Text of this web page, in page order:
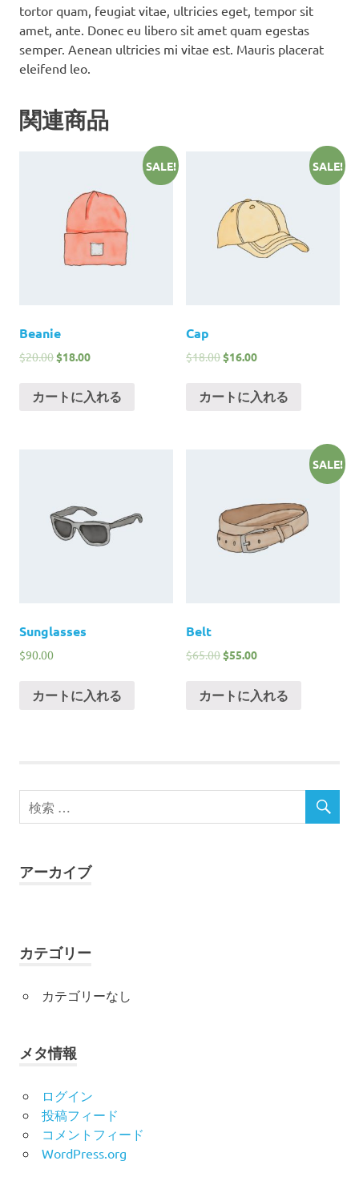
tortor quam, feugiat vitae, ultricies eget, tempor sit
amet, ante. Donec eu libero sit amet quam egestas
semper. Aenean ultricies mi vitae est. Mauris placerat
eleifend leo.
関連商品
SALE!
Beanie
$20.00$18.00
カートに入れる
SALE!
Cap
$18.00$16.00
カートに入れる
Sunglasses
$90.00
カートに入れる
SALE!
Belt
$65.00$55.00
カートに入れる
アーカイブ
カテゴリー
カテゴリーなし
メタ情報
ログイン
投稿フィード
コメントフィード
WordPress.org